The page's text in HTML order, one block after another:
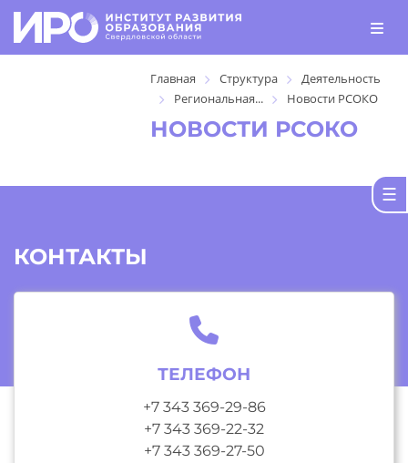
Главная Структура
Деятельность
Региональная...
Новости РСОКО
НОВОСТИ РСОКО
КОНТАКТЫ
ТЕЛЕФОН
+7 343 369-29-86
+7 343 369-22-32
+7 343 369-27-50